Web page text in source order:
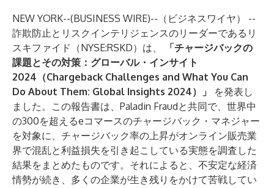
NEW YORK--(BUSINESS WIRE)-- （ビジネスワイヤ） --
詐欺防止とリスクインテリジェンスのリーダーである リ
スキファイド （NYSE:RSKD）は、
「チャージバックの
課題とその対策：グローバル・インサイト
2024（Chargeback Challenges and What You Can
Do About Them: Global Insights 2024）」
を発表し
ました。この報告書は、Paladin Fraudと共同で、世界中
の300を超えるeコマースのチャージバック・マネジャー
を対象に、チャージバック率の上昇がオンライン販売業
界で混乱と利益損失を引き起こしている実態を調査した
結果をまとめたものです。それによると、不安定な経済
情勢が続き、多くの企業が生き残りをかけて苦戦してい